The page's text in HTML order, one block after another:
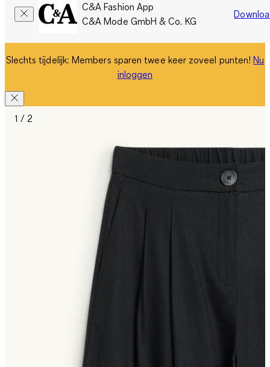
C&A Fashion App
C&A Mode GmbH & Co. KG
Slechts tijdelijk: Members sparen twee keer zoveel punten!Nu
inloggen
1 / 2